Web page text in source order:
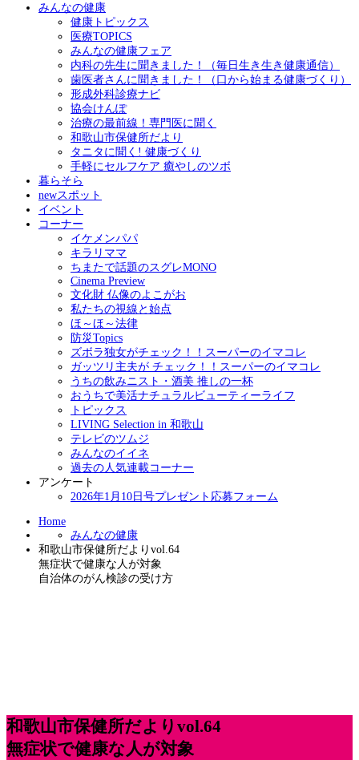
みんなの健康
健康トピックス
医療TOPICS
みんなの健康フェア
内科の先生に聞きました！（毎日生き生き健康通信）
歯医者さんに聞きました！（口から始まる健康づくり）
形成外科診療ナビ
協会けんぽ
治療の最前線！専門医に聞く
和歌山市保健所だより
タニタに聞く! 健康づくり
手軽にセルフケア 癒やしのツボ
暮らそら
newスポット
イベント
コーナー
イケメンパパ
キラリママ
ちまたで話題のスグレMONO
Cinema Preview
文化財 仏像のよこがお
私たちの視線と始点
ほ～ほ～法律
防災Topics
ズボラ独女がチェック！！スーパーのイマコレ
ガッツリ主夫が チェック！！スーパーのイマコレ
うちの飲みニスト・酒美 推しの一杯
おうちで美活ナチュラルビューティーライフ
トピックス
LIVING Selection in 和歌山
テレビのツムジ
みんなのイイネ
過去の人気連載コーナー
アンケート
2026年1月10日号プレゼント応募フォーム
Home
みんなの健康
和歌山市保健所だよりvol.64
無症状で健康な人が対象
自治体のがん検診の受け方
和歌山市保健所だよりvol.64
無症状で健康な人が対象